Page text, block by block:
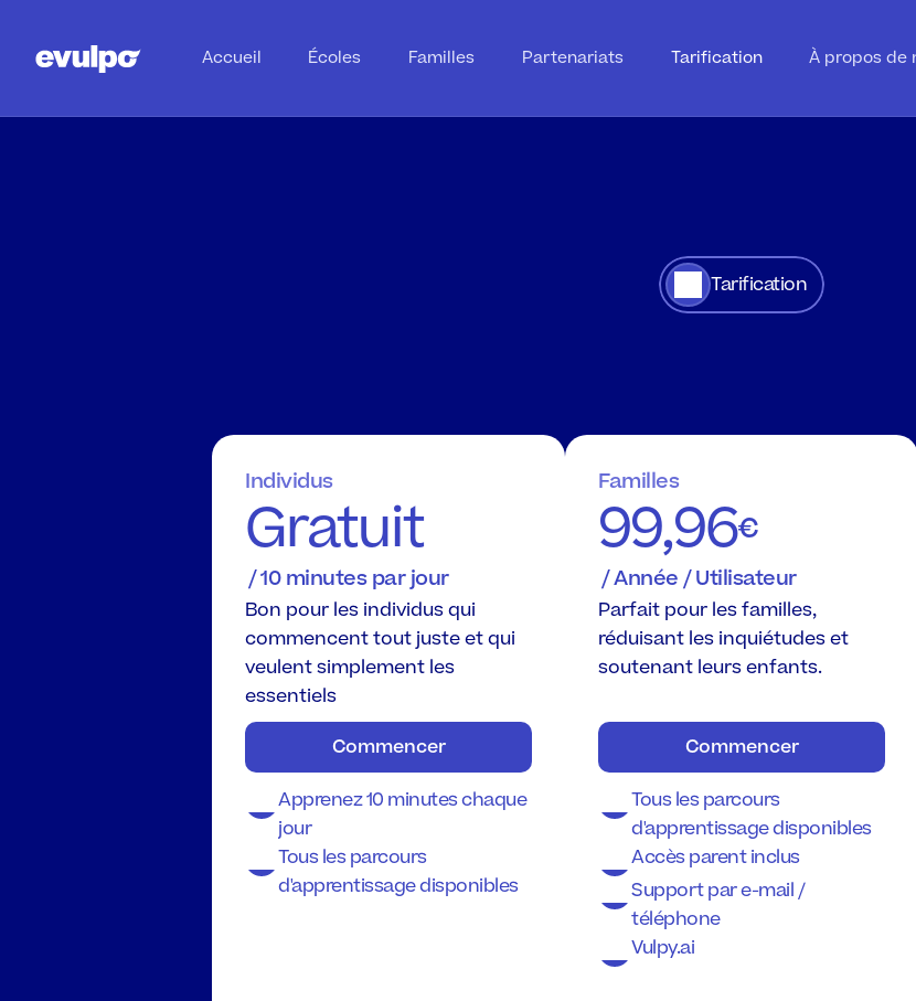
Accueil Écoles Familles Partenariats Tarification À propos de
Tarification
Individus
Gratuit
/ 10 minutes par jour
Bon pour les individus qui
commencent tout juste et qui
veulent simplement les
essentiels
Commencer
Apprenez 10 minutes chaque
jour
Tous les parcours
d'apprentissage disponibles
Familles
99,96€
/ Année / Utilisateur
Parfait pour les familles,
réduisant les inquiétudes et
soutenant leurs enfants.
Commencer
Tous les parcours
d'apprentissage disponibles
Accès parent inclus
Support par e-mail /
téléphone
Vulpy.ai